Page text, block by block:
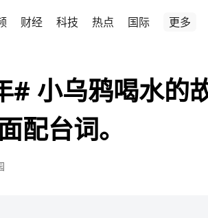
财经 科技 热点 国际 更多
小乌鸦喝水的
配台词。